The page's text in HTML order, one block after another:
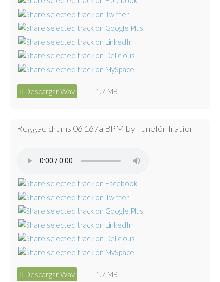
Descargar Wav 1.7 MB
Reggae drums 06 167a BPM by Tunelón Iration
Descargar Wav 1.7 MB